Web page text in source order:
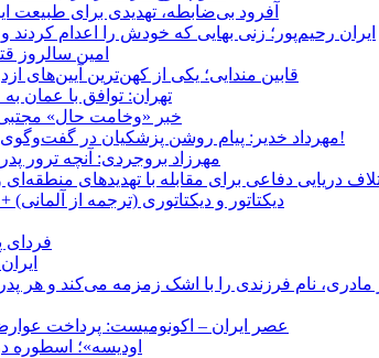
آفرود بی‌ضابطه، تهدیدی برای طبیعت
ایران رحیم‌پور؛ زنی بهایی که خودش را اعدام کردند
35 امین
قابین مندایی؛ یکی از کهن‌ترین آیین‌های
تهران: توافق با عمان
خبر «وخامت حال»
مهرداد خدیر: پیام روشن پزشکیان در گفت‌و‌گوی تصویری با مرد نامرئی: من هستم!
مهرزاد بروجردی: آنچه ترور
دریایی دفاعی برای مقابله با تهدیدهای
دیکتاتور و دیکتاتوری (ترجمه از
فردای
نام فرزندی را با اشک زمزمه می‌کند و هر
عصر ایران – اکونومیست: پرداخت
«اودیسه»؛